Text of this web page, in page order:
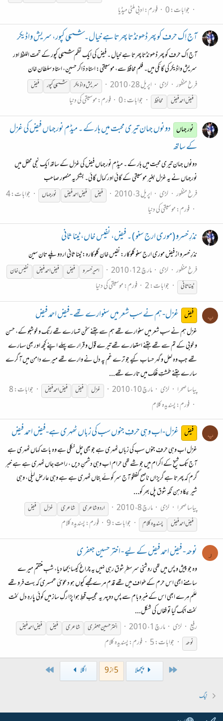
جوابات: 0 فورم:ادبی ملٹی میڈیا
آج اِک حرف کو پھر ڈھونڈتا پھرتا ہے خیال۔ ششی کپور، سریش واڈیکر
آج اِک حرف کو پھر ڈھونڈتا پھرتا ہے خیال ۔ فیض کی ایک نظم ششی کپور کے تحت اللفظ اور
سریش واڈیکر کی گائکی میں۔ فلم محافظ سے، موسیقی: استاد ذاکر حسین، استاد سلطان خان
فرخ منظور لڑی اپریل 28، 2010 سریش واڈیکر ششی کپور
فیض
فیضاحمدفیض محافظ جوابات: 0 فورم:موسیقی کی دنیا
نور جہاں دونوں جہان تیری محبت میں ہار کے ۔ میڈم نورجہاں فیض کی غزل
کے ساتھ
دونوں جہان تیری محبت میں ہار کے ۔ میڈم نورجہاں فیض کی غزل کے ساتھ ایک نجی محفل میں
نورجہاں نے یہ غزل بغیر موسیقی کے گائی اور کمال گائی۔ بشکریہ منصور صاحب
فرخ منظور لڑی اپریل 3، 2010 فیض فیضاحمدفیض نورجہاں
جوابات: 4
فورم:موسیقی کی دنیا
نذرِ خسرو (موری ارج سنو ) ۔ فیض، نفیس خاں، ٹینا ثانی
نذرِ خسرو از فیض موری ارج سنو گلوکار: نفیس خان گلوکارہ: ٹینا ثانی اردو پلے تان سین
فرخ منظور لڑی مارچ 12، 2010 امیر خسرو فیض فیضاحمدفیض
نفیس خان
ٹینا ثانی
جوابات: 2 فورم:موسیقی کی دنیا
پ فیض غزل-ہم نے سب شعر میں سنوارے تھے -فیض احمد فیض
غزل ہم نے سب شعر میں سنوارے تھے ہم سے جتنے سخن تمہارے تھے رنگ و خوشبو کے، حسن
و خوبی کے تم سے تھے جتنے استعارے تھے تیرے قول و قرار سے پہلے اپنے کچھ اور بھی سہارے
تھے جب وہ لعل و گہر حساب کیے جو ترے غم پہ دل نے وارے تھے میرے دامن میں آ گرے
سارے جتنے طشتِ فلک میں تارے تھے...
پیاسا صحرا
لڑی مارچ 10، 2010 غزل فیض فیضاحمدفیض
جوابات: 8
فورم:پسندیدہ کلام
پ فیض غزل-اب وہی حرفِ جنوں سب کی زباں ٹھہری ہے-فیض احمد فیض
غزل اب وہی حرفِ جنوں سب کی زباں ٹھہری ہے جو بھی چل نکلی ہے وہ بات کہاں ٹھہری ہے
آج تک شیخ کے اکرام میں جو شے تھی حرام اب وہی دشمنِ دیں ، راحتِ جاں ٹھہری ہے ہے خبر
گرم کہ پھرتا ہے گریزاں ناصح گفتگو آج سرِ کوئے بتاں ٹھہری ہے ہے وہی عارضِ لیلٰی، وہی
شیریںکادہن نگہِ شوق پل بھر کو...
پیاسا صحرا
لڑی مارچ 8، 2010 اردو شاعری شاعری غزل
فیض
فیضاحمدفیض پسندیدہ کلام جوابات: 9 فورم:پسندیدہ کلام
ر نوحہ - فیض احمد فیض کے لیے - اختر حسین جعفری
وہ جو پیش و پس میں تھی روشنی سرِسطرِ شوق رہی نہیں یہ چراغ کیسا بجھا دیا، شبِ منتقم میرے
سامنے ابھی اس حرم کے طواف میں تھے قدم مرے مجھے کیوں ہو دعوٰئ ھمسری کہ بہت فرو تھے
عَلَم مِرے ابھی اس کے منبروبام سے پسِ دوپہر یہ عجیب قحطِ ہوا پڑا رگِ ساز میں کوئی پارہِ دل لخت
لخت اٹک گیا تو فغاں کی شکل...
رفیع
لڑی مارچ 1، 2010 اختر حسین جعفری شاعری فیض فیضاحمدفیض
نوحہ
جوابات: 5 فورم:پسندیدہ کلام
پچھلا 5 از 9 اگلا
ٹیگ